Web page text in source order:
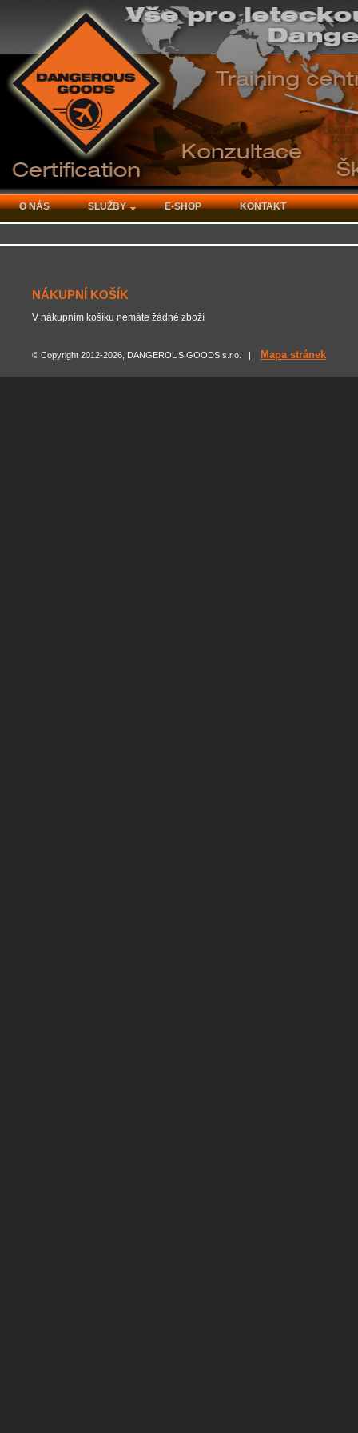
O NÁS SLUŽBY E-SHOP KONTAKT
NÁKUPNÍ KOŠÍK
V nákupním košíku nemáte žádné zboží
© Copyright 2012-2026, DANGEROUS GOODS s.r.o. | Mapa stránek